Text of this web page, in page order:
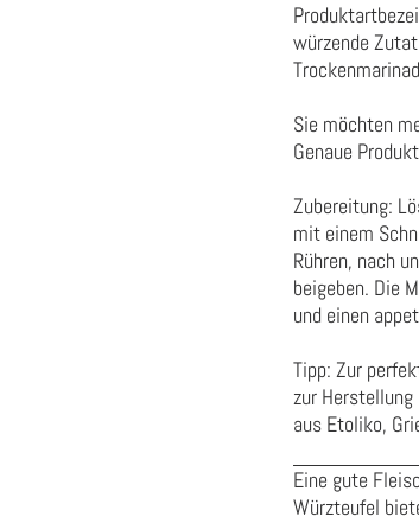
würzende
Sie möchten
Genaue
Zubereitung:
mit einem
Rühren, nach
beigeben. Die
und einen
Tipp: Zur
zur Herstellung
aus Etoliko,
Eine gute
Würzteufel